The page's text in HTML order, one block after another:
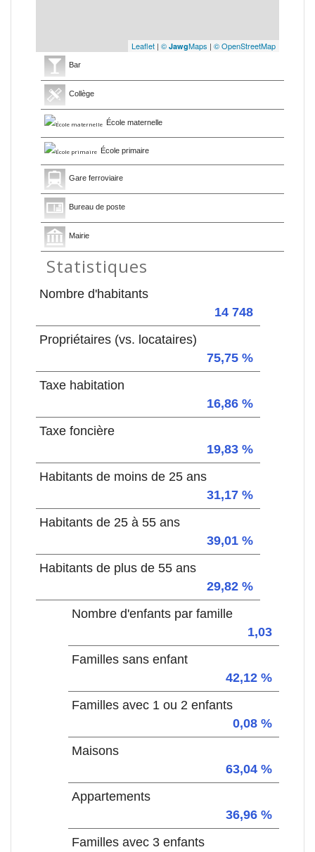
Leaflet | © JawgMaps | © OpenStreetMap
Bar
Collège
École maternelle
École primaire
Gare ferroviaire
Bureau de poste
Mairie
Statistiques
Nombre d'habitants
14 748
Propriétaires (vs. locataires)
75,75 %
Taxe habitation
16,86 %
Taxe foncière
19,83 %
Habitants de moins de 25 ans
31,17 %
Habitants de 25 à 55 ans
39,01 %
Habitants de plus de 55 ans
29,82 %
Nombre d'enfants par famille
1,03
Familles sans enfant
42,12 %
Familles avec 1 ou 2 enfants
0,08 %
Maisons
63,04 %
Appartements
36,96 %
Familles avec 3 enfants